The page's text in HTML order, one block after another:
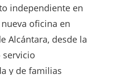
independiente en
oficina en
Alcántara, desde la
servicio
y de familias